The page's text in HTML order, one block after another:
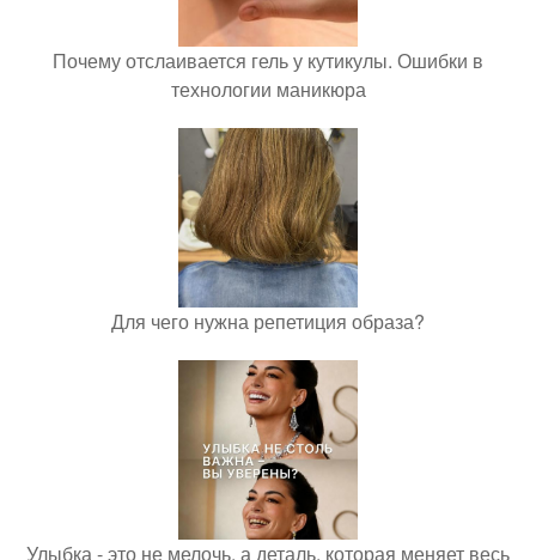
Почему отслаивается гель у кутикулы. Ошибки в
технологии маникюра
Для чего нужна репетиция образа?
Улыбка - это не мелочь, а деталь, которая меняет весь